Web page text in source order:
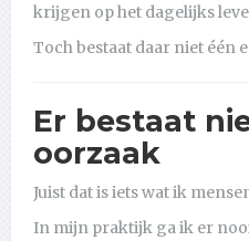
krijgen op het dagelijks
Toch bestaat daar niet één
Er bestaat
oorzaak
Juist dat is iets wat ik
In mijn praktijk ga ik er